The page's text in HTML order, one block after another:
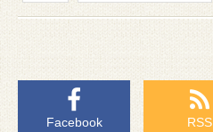
Facebook RSS